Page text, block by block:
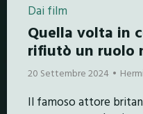
Dai film
Quella volta in
rifiutò un ruolo
20 Settembre 2024
Il famoso attore